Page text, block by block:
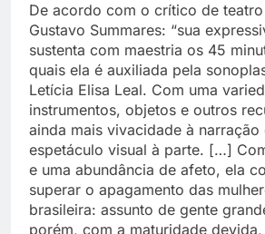
De acordo com o crítico de
Gustavo Summares: “sua
sustenta com maestria os 45
quais ela é auxiliada pela
Letícia Elisa Leal. Com uma
instrumentos, objetos e outros
ainda mais vivacidade à narração
espetáculo visual à parte. […]
e uma abundância de afeto, ela
superar o apagamento das
brasileira: assunto de gente
porém, com a maturidade